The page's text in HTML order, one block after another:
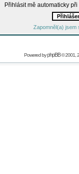
Přihlásit mě automaticky
Zapomněl(a) jsem
Powered byphpBB© 2001,